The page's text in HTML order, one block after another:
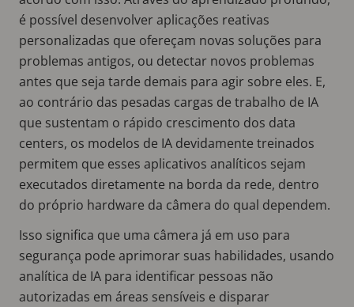
é possível desenvolver aplicações reativas
personalizadas que ofereçam novas soluções para
problemas antigos, ou detectar novos problemas
antes que seja tarde demais para agir sobre eles. E,
ao contrário das pesadas cargas de trabalho de IA
que sustentam o rápido crescimento dos data
centers, os modelos de IA devidamente treinados
permitem que esses aplicativos analíticos sejam
executados diretamente na borda da rede, dentro
do próprio hardware da câmera do qual dependem.
Isso significa que uma câmera já em uso para
segurança pode aprimorar suas habilidades, usando
analítica de IA para identificar pessoas não
autorizadas em áreas sensíveis e disparar